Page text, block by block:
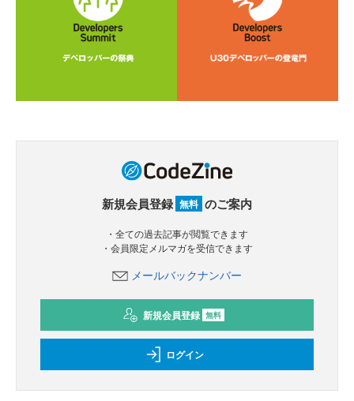
新規会員登録 無料 のご案内
・全ての過去記事が閲覧できます
・会員限定メルマガを受信できます
メールバックナンバー
新規会員登録 無料
ログイン